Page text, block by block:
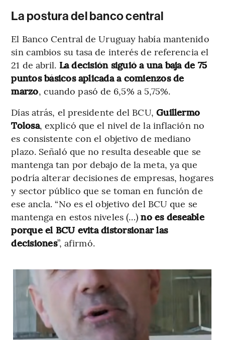
La postura del banco central
El Banco Central de Uruguay había mantenido
sin cambios su tasa de interés de referencia el
21 de abril. La decisión siguió a una baja de 75
puntos básicos aplicada a comienzos de
marzo, cuando pasó de 6,5% a 5,75%.
Días atrás, el presidente del BCU, Guillermo
Tolosa, explicó que el nivel de la inflación no
es consistente con el objetivo de mediano
plazo. Señaló que no resulta deseable que se
mantenga tan por debajo de la meta, ya que
podría alterar decisiones de empresas, hogares
y sector público que se toman en función de
ese ancla. “No es el objetivo del BCU que se
mantenga en estos niveles (…)no es deseable
porque el BCU evita distorsionar las
decisiones”, afirmó.